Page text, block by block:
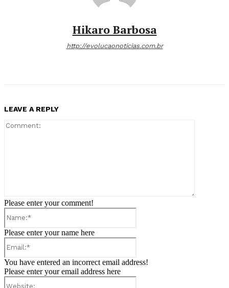
Hikaro Barbosa
http://evolucaonoticias.com.br
LEAVE A REPLY
Please enter your comment!
Please enter your name here
You have entered an incorrect email address!
Please enter your email address here